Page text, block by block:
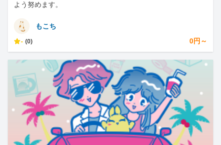
よう努めます。
もこち
- (0) 0円～